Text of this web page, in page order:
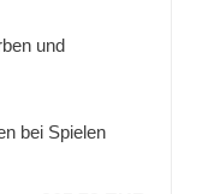
und
bei Spielen